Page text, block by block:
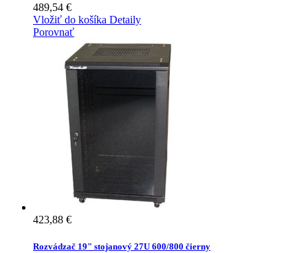
489,54 €
Vložiť do košíka Detaily
Porovnať
423,88 €
Rozvádzač 19" stojanový 27U 600/800 čierny